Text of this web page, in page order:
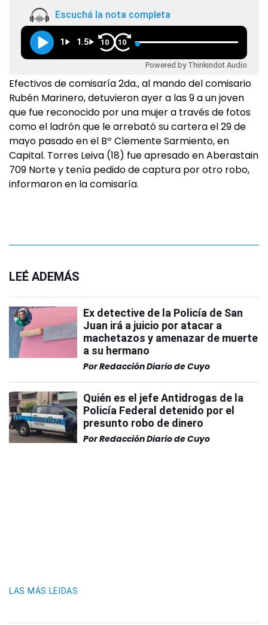
Escuchá la nota completa
1 1.5 10 10
Powered by Thinkindot Audio
Efectivos de comisaría 2da., al mando del comisario
Rubén Marinero, detuvieron ayer a las 9 a un joven
que fue reconocido por una mujer a través de fotos
como el ladrón que le arrebató su cartera el 29 de
mayo pasado en el Bº Clemente Sarmiento, en
Capital. Torres Leiva (18) fue apresado en Aberastain
709 Norte y tenía pedido de captura por otro robo,
informaron en la comisaría.
LEÉ ADEMÁS
Ex detective de la Policía de San
Juan irá a juicio por atacar a
machetazos y amenazar de muerte
a su hermano
PorRedacción Diario de Cuyo
Quién es el jefe Antidrogas de la
Policía Federal detenido por el
presunto robo de dinero
PorRedacción Diario de Cuyo
LAS MÁS LEIDAS